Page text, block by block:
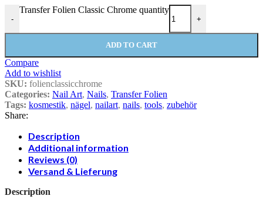
-
Transfer Folien Classic Chrome quantity
+
ADD TO CART
Compare
Add to wishlist
SKU: folienclassicchrome
Categories: Nail Art, Nails, Transfer Folien
Tags: kosmestik, nägel, nailart, nails, tools, zubehör
Share:
Description
Additional information
Reviews (0)
Versand & Lieferung
Description